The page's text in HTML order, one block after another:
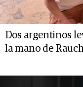
Dos argentinos
la mano de